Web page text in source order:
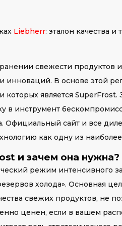
Liebherr: эталон качества
свежести продуктов
инноваций. В основе этой
которых является
в инструмент
Официальный сайт и все
как одну из
и зачем она нужна?
режим интенсивного
холода». Основная
свежих продуктов, не
ценен, если в вашем